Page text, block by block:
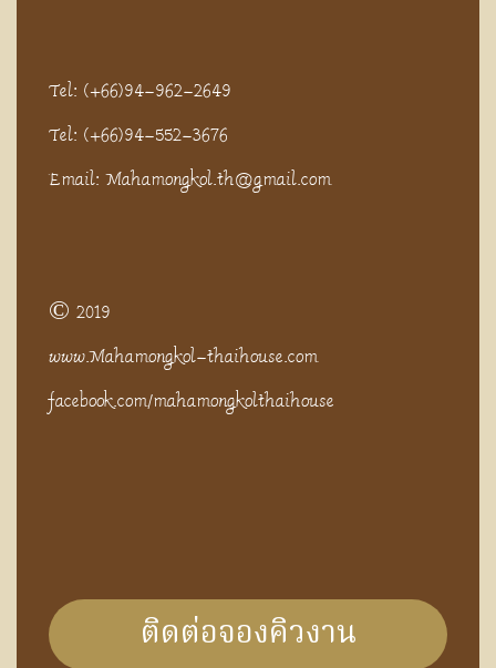
Tel: (+66)94-962-2649
Tel: (+66)94-552-3676
Email: Mahamongkol.th@gmail.com
© 2019
www.Mahamongkol-thaihouse.com
facebook.com/mahamongkolthaihouse
ติดต่อจองคิวงาน